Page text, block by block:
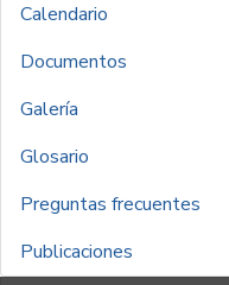
Calendario
Documentos
Galería
Glosario
Preguntas frecuentes
Publicaciones